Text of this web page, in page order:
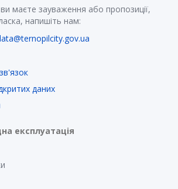
маєте зауваження або пропозиції,
напишіть нам:
даних
експлуатація